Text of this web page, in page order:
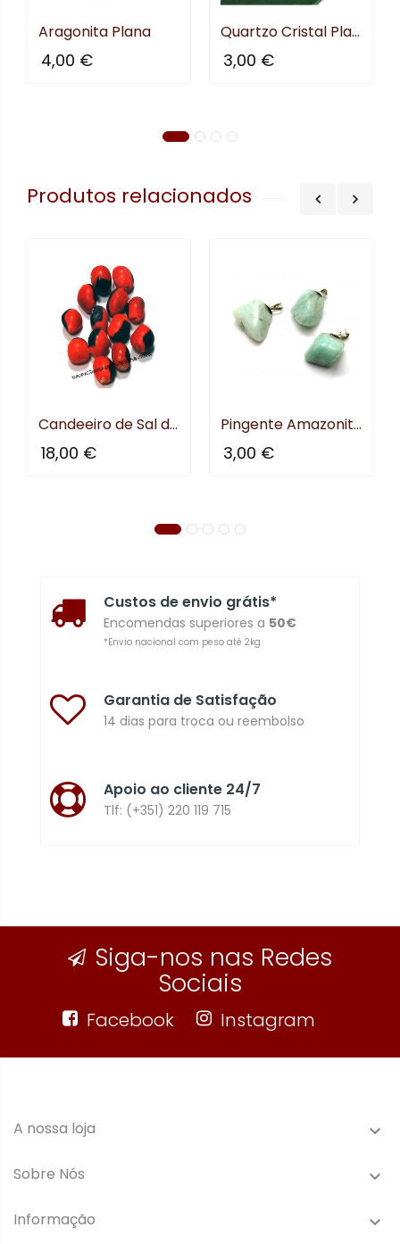
Aragonita Plana
4,00 €
Quartzo Cristal Plana
3,00 €
Produtos relacionados
Candeeiro de Sal do Himalya...
18,00 €
Pingente Amazonita Rolada
3,00 €
Custos de envio grátis*
Encomendas superiores a 50€
*Envio nacional com peso até 2kg
Garantia de Satisfação
14 dias para troca ou reembolso
Apoio ao cliente 24/7
Tlf: (+351) 220 119 715
Siga-nos nas Redes
Sociais
Facebook Instagram
A nossa loja 
Sobre Nós 
Informação 